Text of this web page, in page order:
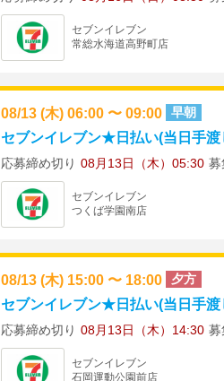
セブンイレブン
常総水海道高野町店
08/13 (木) 06:00 〜 09:00 早朝
セブンイレブン★日払い(当日手
応募締め切り 08月13日（木）05:30 募
セブンイレブン
つくば学園南店
08/13 (木) 15:00 〜 18:00 夕方
セブンイレブン★日払い(当日手
応募締め切り 08月13日（木）14:30 募
セブンイレブン
石岡運動公園前店